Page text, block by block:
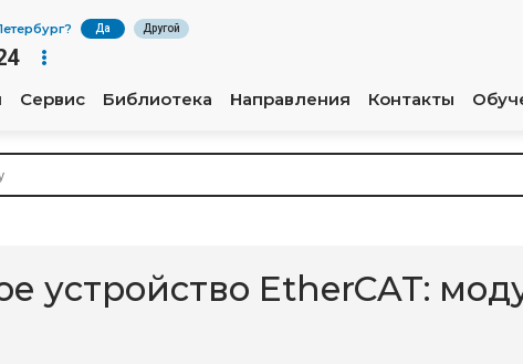
? Да Другой
Сервис Библиотека Направления Контакты
устройство EtherCAT: